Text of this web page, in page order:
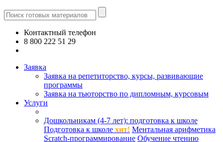
Контактный телефон
8 800 222 51 29
Заявка
Заявка на репетиторство, курсы, развивающие
программы
Заявка на тьюторство по дипломным, курсовым
Услуги
Дошкольникам (4-7 лет): подготовка к школе
Подготовка к школе хит! Ментальная арифметика
Scratch-программирование Обучение чтению